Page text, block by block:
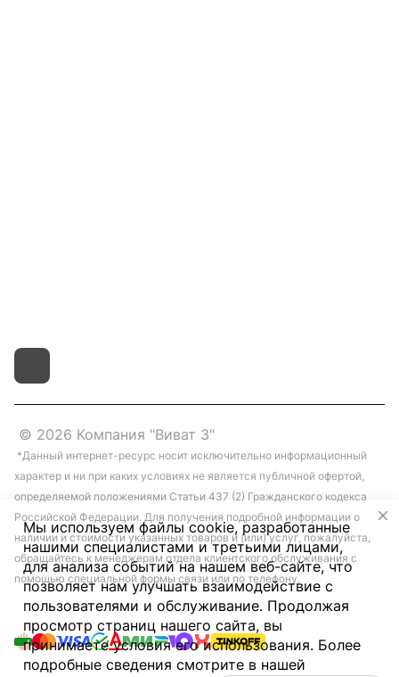
© 2026 Компания "Виват 3"
*Данный интернет-ресурс носит исключительно информационный
характер и ни при каких условиях не является публичной офертой,
определяемой положениями Статьи 437 (2) Гражданского кодекса
Российской Федерации. Для получения подробной информации о
наличии и стоимости указанных товаров и (или) услуг, пожалуйста,
обращайтесь к менеджерам отдела клиентского обслуживания с
помощью специальной формы связи или по телефону.
Мы используем файлы cookie, разработанные
нашими специалистами и третьими лицами,
для анализа событий на нашем веб-сайте, что
позволяет нам улучшать взаимодействие с
пользователями и обслуживание. Продолжая
просмотр страниц нашего сайта, вы
принимаете условия его использования. Более
подробные сведения смотрите в нашей